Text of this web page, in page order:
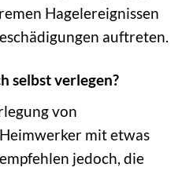
Hagelereignissen
auftreten.
selbst verlegen?
von
mit etwas
jedoch, die